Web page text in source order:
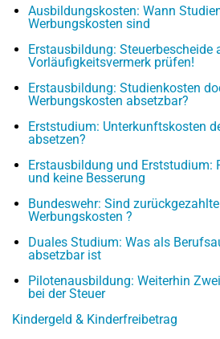
Ausbildungskosten: Wann
Werbungskosten sind
Erstausbildung: Steuerbescheide
Vorläufigkeitsvermerk prüfen!
Erstausbildung: Studienkosten
Werbungskosten absetzbar?
Erststudium: Unterkunftskosten
absetzen?
Erstausbildung und Erststudium:
und keine Besserung
Bundeswehr: Sind
Werbungskosten ?
Duales Studium: Was als
absetzbar ist
Pilotenausbildung: Weiterhin
bei der Steuer
Kindergeld & Kinderfreibetrag